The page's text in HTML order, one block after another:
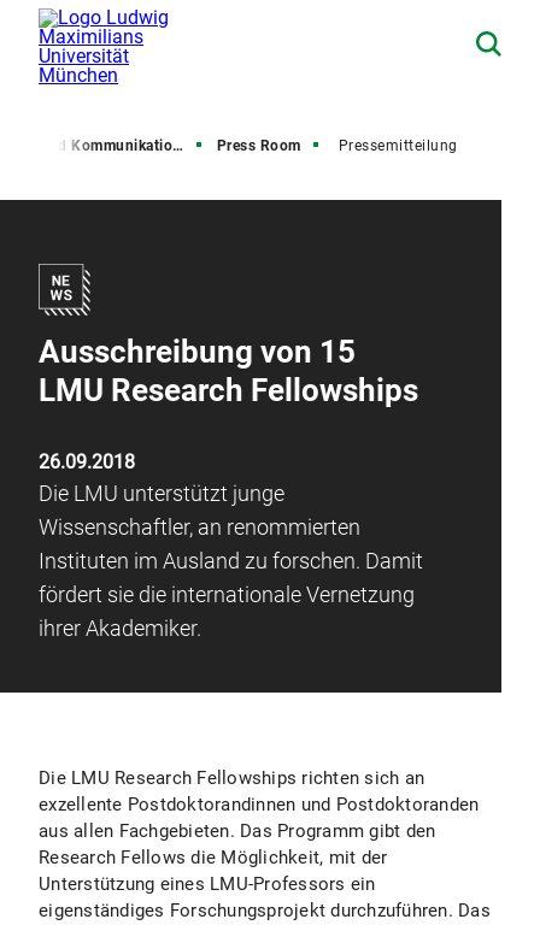
und Kommunikation (PuK) Press Room Pressemitteilung
Ausschreibung von 15
LMU Research Fellowships
26.09.2018
Die LMU unterstützt junge
Wissenschaftler, an renommierten
Instituten im Ausland zu forschen. Damit
fördert sie die internationale Vernetzung
ihrer Akademiker.
Die LMU Research Fellowships richten sich an
exzellente Postdoktorandinnen und Postdoktoranden
aus allen Fachgebieten. Das Programm gibt den
Research Fellows die Möglichkeit, mit der
Unterstützung eines LMU-Professors ein
eigenständiges Forschungsprojekt durchzuführen. Das